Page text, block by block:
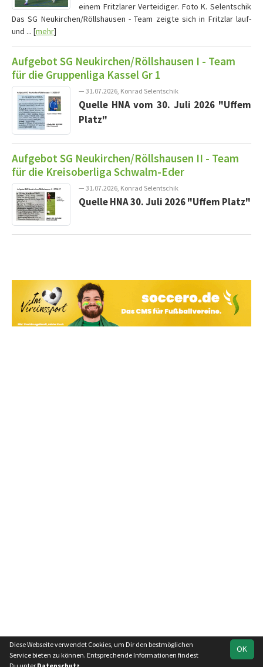
einem Fritzlarer Verteidiger. Foto K. Selentschik
Das SG Neukirchen/Röllshausen - Team zeigte sich in Fritzlar lauf-
und ... [mehr]
Aufgebot SG Neukirchen/Röllshausen I - Team
für die Gruppenliga Kassel Gr 1
— 31.07.2026, Konrad Selentschik
Quelle HNA vom 30. Juli 2026 "Uffem
Platz"
Aufgebot SG Neukirchen/Röllshausen II - Team
für die Kreisoberliga Schwalm-Eder
— 31.07.2026, Konrad Selentschik
Quelle HNA 30. Juli 2026 "Uffem Platz"
soccero.de OK
Diese Webseite verwendet Cookies, um Dir den bestmöglichen
Service bieten zu können. Entsprechende Informationen findest